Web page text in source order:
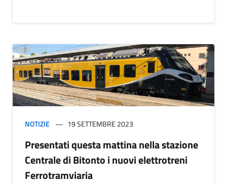
NOTIZIE 19 SETTEMBRE 2023
Presentati questa mattina nella stazione
Centrale di Bitonto i nuovi elettrotreni
Ferrotramviaria